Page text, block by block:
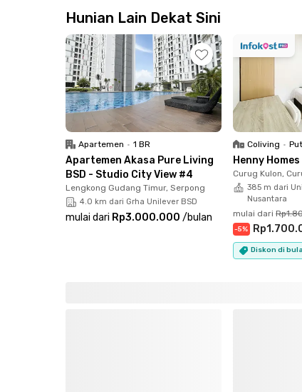
📍 6 menit ke Grha Unilever
📍 4 menit ke Daily Supermarket BSD
📍 7 menit ke AEON Mall BSD
Seluruh kamar di Rukita Akemi Naturale
pakai, sehingga kamu tidak perlu repot
layanan pembersihan kamar dan laundry
rapi, dan nyaman bagi setiap tenan.
Fasilitas kamar dan gedung:
✅ Kamar fully furnished
✅ Termasuk listrik bulanan
✅ WiFi cepat
Hunian Lain Dekat Sini
Apartemen • 1 BR
Apartemen Akasa Pure Living
BSD - Studio City View #4
Lengkong Gudang Timur, Serpong
4.0 km dari Grha Unilever BSD
mulai dari Rp3.000.000 /bulan
Coliving •
Henny
Curug Kulon,
385 m dari
Nusantara
mulai dari
-5%
Diskon di